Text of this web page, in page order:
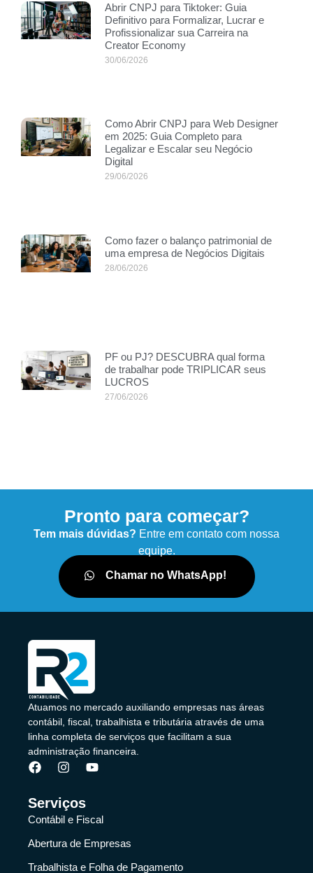
Abrir CNPJ para Tiktoker: Guia
Definitivo para Formalizar, Lucrar e
Profissionalizar sua Carreira na
Creator Economy
30/06/2026
Como Abrir CNPJ para Web Designer
em 2025: Guia Completo para
Legalizar e Escalar seu Negócio
Digital
29/06/2026
Como fazer o balanço patrimonial de
uma empresa de Negócios Digitais
28/06/2026
PF ou PJ? DESCUBRA qual forma
de trabalhar pode TRIPLICAR seus
LUCROS
27/06/2026
Pronto para começar?
Tem mais dúvidas? Entre em contato com nossa
equipe.
Chamar no WhatsApp!
Atuamos no mercado auxiliando empresas nas áreas
contábil, fiscal, trabalhista e tributária através de uma
linha completa de serviços que facilitam a sua
administração financeira.
Serviços
Contábil e Fiscal
Abertura de Empresas
Trabalhista e Folha de Pagamento